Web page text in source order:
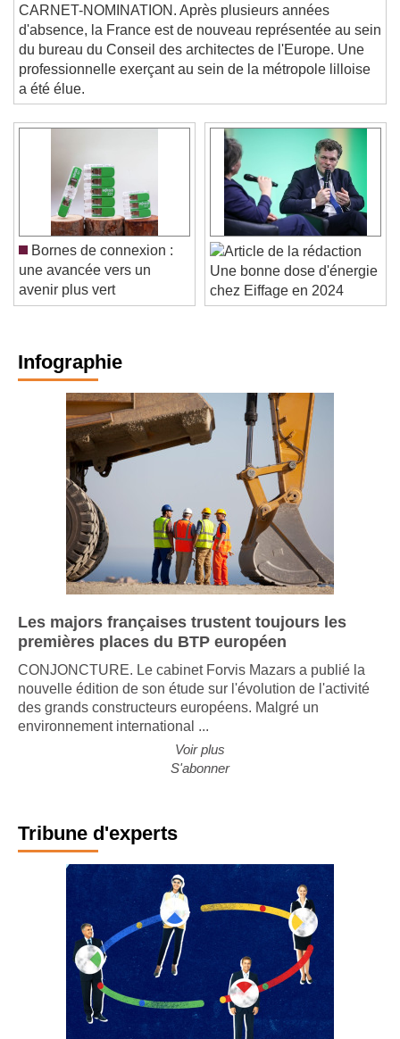
CARNET-NOMINATION. Après plusieurs années
d'absence, la France est de nouveau représentée au sein
du bureau du Conseil des architectes de l'Europe. Une
professionnelle exerçant au sein de la métropole lilloise
a été élue.
Bornes de connexion :
une avancée vers un
avenir plus vert
Une bonne dose d'énergie
chez Eiffage en 2024
Infographie
Les majors françaises trustent toujours les
premières places du BTP européen
CONJONCTURE. Le cabinet Forvis Mazars a publié la
nouvelle édition de son étude sur l'évolution de l'activité
des grands constructeurs européens. Malgré un
environnement international ...
Voir plus
S'abonner
Tribune d'experts